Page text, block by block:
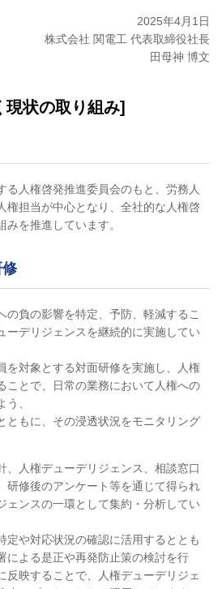
2025年4月1日
株式会社 関電工 代表取締役社長
田母神 博文
現状の取り組み]
る人権啓発推進委員会のもと、労務人
権担当が中心となり、全社的な人権啓
を推進しています。
の負の影響を特定、予防、軽減するこ
ーデリジェンスを継続的に実施してい
を対象とする対面研修を実施し、人権
ことで、日常の業務において人権への
、
ともに、その浸透状況をモニタリング
、人権デューデリジェンス、相談窓口
研修後のアンケート等を通じて得られ
ェンスの一環として集約・分析してい
定や対応状況の確認に活用するととも
による是正や再発防止策の検討を行
反映することで、人権デューデリジェ